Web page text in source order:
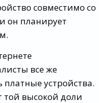
совместимо со
он планирует
все же
устройства.
высокой доли